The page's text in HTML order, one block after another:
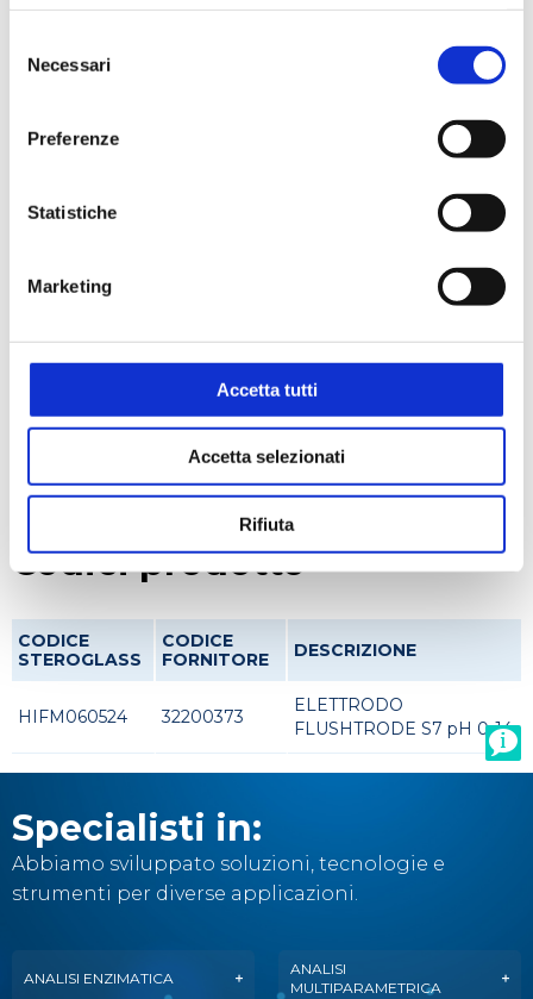
delNecessari
Preferenze
Statistiche
Marketing
Accetta tutti
Accetta selezionati
Rifiuta
Analisi multiparametrica Reazione
Codici prodotto
CODICE
STEROGLASS
CODICE
FORNITORE
DESCRIZIONE
HIFM060524 32200373
ELETTRODO
FLUSHTRODE S7 pH 0-14
Specialisti in:
Abbiamo sviluppato soluzioni, tecnologie e
strumenti per diverse applicazioni.
ANALISI ENZIMATICA
ANALISI
MULTIPARAMETRICA